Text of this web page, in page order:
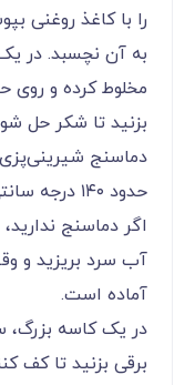
را با کاغذ روغنی
به آن نچسبد. در
مخلوط کرده و روی
بزنید تا شکر حل
دماسنج شیرینی‌پزی
حدود ۱۴۰
اگر دماسنج
آب سرد بریزید و
آماده است.
در یک کاسه بزرگ،
برقی بزنید تا